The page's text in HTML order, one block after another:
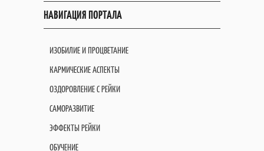
НАВИГАЦИЯ ПОРТАЛА
ИЗОБИЛИЕ И ПРОЦВЕТАНИЕ
КАРМИЧЕСКИЕ АСПЕКТЫ
ОЗДОРОВЛЕНИЕ С РЕЙКИ
САМОРАЗВИТИЕ
ЭФФЕКТЫ РЕЙКИ
ОБУЧЕНИЕ